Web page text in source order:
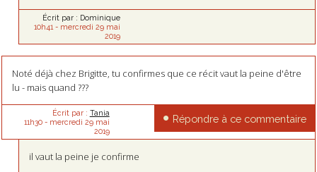
Écrit par : Dominique
10h41 - mercredi 29 mai
2019
Noté déjà chez Brigitte, tu confirmes que ce récit vaut la peine d'être
lu - mais quand ???
Écrit par : Tania
11h30- mercredi 29 mai
2019
Répondre à ce commentaire
il vaut la peine je confirme